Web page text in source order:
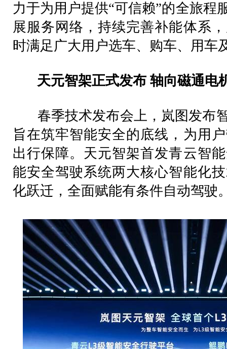
力于为用户提供“可信赖”的全旅程
展服务网络，持续完善补能体系
时满足广大用户选车、购车、用车
天元智架正式发布 轴向磁通电
春季技术发布会上，岚图发布
旨在筑牢智能安全的底线，为用
出行保障。天元智架首发青云智
能安全驾驶系统两大核心智能化
化跃迁，全面赋能有条件自动驾驶